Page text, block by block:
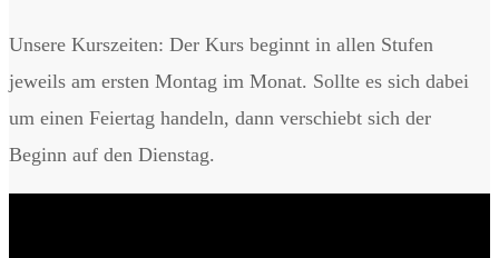
Unsere Kurszeiten: Der Kurs beginnt in allen Stufen
jeweils am ersten Montag im Monat. Sollte es sich dabei
um einen Feiertag handeln, dann verschiebt sich der
Beginn auf den Dienstag.